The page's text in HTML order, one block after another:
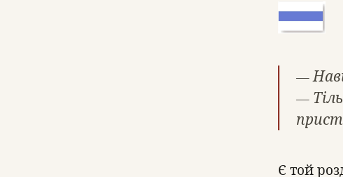
—
—
Є той